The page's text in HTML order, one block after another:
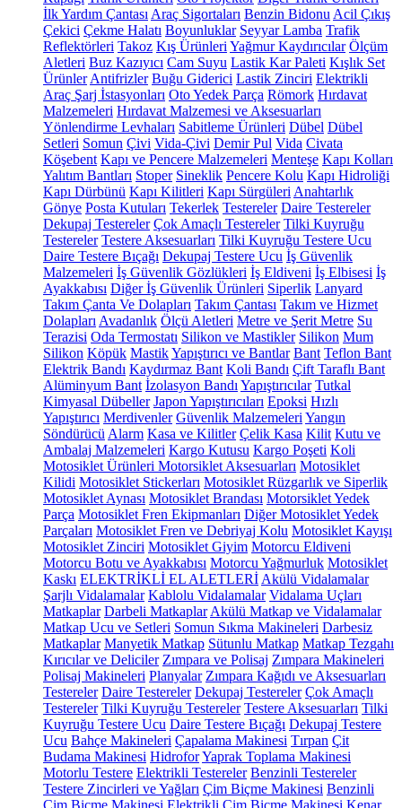
İlk Yardım Çantası Araç Sigortaları Benzin Bidonu Acil Çıkış
Çekici Çekme Halatı Boyunluklar Seyyar Lamba Trafik
Reflektörleri Takoz Kış Ürünleri Yağmur Kaydırıcılar Ölçüm
Aletleri Buz Kazıyıcı Cam Suyu Lastik Kar Paleti Kışlık Set
Ürünler Antifrizler Buğu Giderici Lastik Zinciri Elektrikli
Araç Şarj İstasyonları Oto Yedek Parça Römork Hırdavat
Malzemeleri Hırdavat Malzemesi ve Aksesuarları
Yönlendirme Levhaları Sabitleme Ürünleri Dübel Dübel
Setleri Somun Çivi Vida-Çivi Demir Pul Vida Civata
Köşebent Kapı ve Pencere Malzemeleri Menteşe Kapı Kolları
Yalıtım Bantları Stoper Sineklik Pencere Kolu Kapı Hidroliği
Kapı Dürbünü Kapı Kilitleri Kapı Sürgüleri Anahtarlık
Gönye Posta Kutuları Tekerlek Testereler Daire Testereler
Dekupaj Testereler Çok Amaçlı Testereler Tilki Kuyruğu
Testereler Testere Aksesuarları Tilki Kuyruğu Testere Ucu
Daire Testere Bıçağı Dekupaj Testere Ucu İş Güvenlik
Malzemeleri İş Güvenlik Gözlükleri İş Eldiveni İş Elbisesi İş
Ayakkabısı Diğer İş Güvenlik Ürünleri Siperlik Lanyard
Takım Çanta Ve Dolapları Takım Çantası Takım ve Hizmet
Dolapları Avadanlık Ölçü Aletleri Metre ve Şerit Metre Su
Terazisi Oda Termostatı Silikon ve Mastikler Silikon Mum
Silikon Köpük MastikYapıştırıcı ve Bantlar Bant Teflon Bant
Elektrik Bandı Kaydırmaz Bant Koli Bandı Çift Taraflı Bant
Alüminyum Bant İzolasyon Bandı Yapıştırıcılar Tutkal
Kimyasal Dübeller Japon Yapıştırıcıları Epoksi Hızlı
Yapıştırıcı Merdivenler Güvenlik Malzemeleri Yangın
Söndürücü Alarm Kasa ve Kilitler Çelik Kasa Kilit Kutu ve
Ambalaj Malzemeleri Kargo Kutusu Kargo Poşeti Koli
Motosiklet Ürünleri Motorsiklet Aksesuarları Motosiklet
Kilidi Motosiklet Stickerları Motosiklet Rüzgarlık ve Siperlik
Motosiklet Aynası Motosiklet Brandası Motorsiklet Yedek
Parça Motosiklet Fren Ekipmanları Diğer Motosiklet Yedek
Parçaları Motosiklet Fren ve Debriyaj Kolu Motosiklet Kayışı
Motosiklet Zinciri Motosiklet Giyim Motorcu Eldiveni
Motorcu Botu ve Ayakkabısı Motorcu Yağmurluk Motosiklet
Kaskı ELEKTRİKLİ EL ALETLERİ Akülü Vidalamalar
Şarjlı Vidalamalar Kablolu Vidalamalar Vidalama Uçları
Matkaplar Darbeli Matkaplar Akülü Matkap ve Vidalamalar
Matkap Ucu ve Setleri Somun Sıkma Makineleri Darbesiz
Matkaplar Manyetik Matkap Sütunlu Matkap Matkap Tezgahı
Kırıcılar ve Deliciler Zımpara ve Polisaj Zımpara Makineleri
Polisaj Makineleri Planyalar Zımpara Kağıdı ve Aksesuarları
Testereler Daire Testereler Dekupaj Testereler Çok Amaçlı
Testereler Tilki Kuyruğu Testereler Testere Aksesuarları Tilki
Kuyruğu Testere Ucu Daire Testere Bıçağı Dekupaj Testere
Ucu Bahçe Makineleri Çapalama Makinesi Tırpan Çit
Budama Makinesi HidroforYaprak Toplama Makinesi
Motorlu Testere Elektrikli Testereler Benzinli Testereler
Testere Zincirleri ve Yağları Çim Biçme Makinesi Benzinli
Çim Biçme Makinesi Elektrikli Çim Biçme Makinesi Kenar